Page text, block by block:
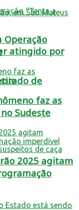
atingido por
de
Operação
faz as
Sudeste
2025 agitam